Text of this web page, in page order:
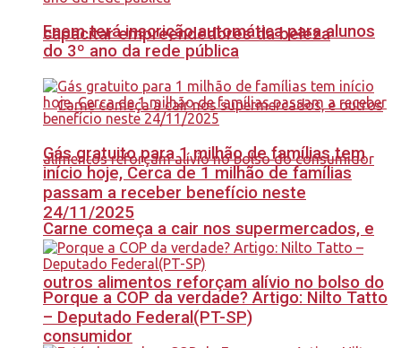
capacitar empreendedores da beleza
Carne começa a cair nos supermercados, e
outros alimentos reforçam alívio no bolso do
consumidor
Enem terá inscrição automática para alunos
do 3º ano da rede pública
Gás gratuito para 1 milhão de famílias tem
início hoje, Cerca de 1 milhão de famílias
passam a receber benefício neste
24/11/2025
Porque a COP da verdade? Artigo: Nilto Tatto
– Deputado Federal(PT-SP)